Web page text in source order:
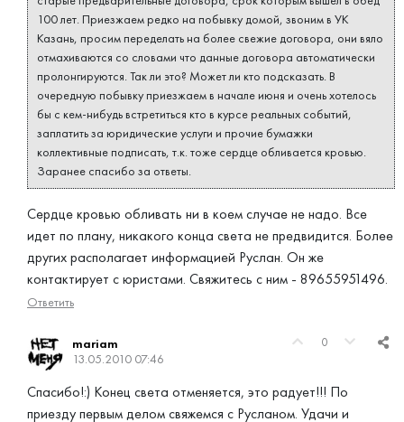
100 лет. Приезжаем редко на побывку домой, звоним в УК
Казань, просим переделать на более свежие договора, они вяло
отмахиваются со словами что данные договора автоматически
пролонгируются. Так ли это? Может ли кто подсказать. В
очередную побывку приезжаем в начале июня и очень хотелось
бы с кем-нибудь встретиться кто в курсе реальных событий,
заплатить за юридические услуги и прочие бумажки
коллективные подписать, т.к. тоже сердце обливается кровью.
Заранее спасибо за ответы.
Сердце кровью обливать ни в коем случае не надо. Все
идет по плану, никакого конца света не предвидится. Более
других располагает информацией Руслан. Он же
контактирует с юристами. Свяжитесь с ним - 89655951496.
Ответить
0
mariam
13.05.2010 07:46
Спасибо!:) Конец света отменяется, это радует!!! По
приезду первым делом свяжемся с Русланом. Удачи и